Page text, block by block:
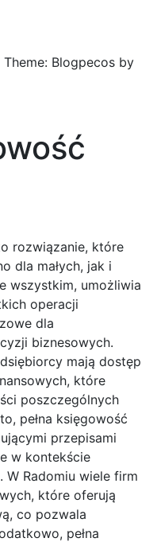
Theme: Blogpecos by
rozwiązanie, które
dla małych, jak i
wszystkim, umożliwia
operacji
dla
biznesowych.
mają dostęp
które
poszczególnych
pełna księgowość
przepisami
w kontekście
Radomiu wiele firm
które oferują
co pozwala
pełna